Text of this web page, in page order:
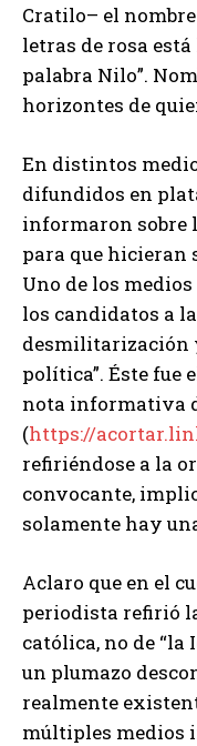
Cratilo– el
letras de rosa
palabra Nilo”.
horizontes de
En distintos
difundidos en
informaron sobre
para que hicieran
Uno de los
los candidatos a
desmilitarización
política”. Éste fue
nota informativa
(https://
refiriéndose a la
convocante,
solamente hay
Aclaro que en el
periodista refirió
católica, no de “la
un plumazo
realmente
múltiples